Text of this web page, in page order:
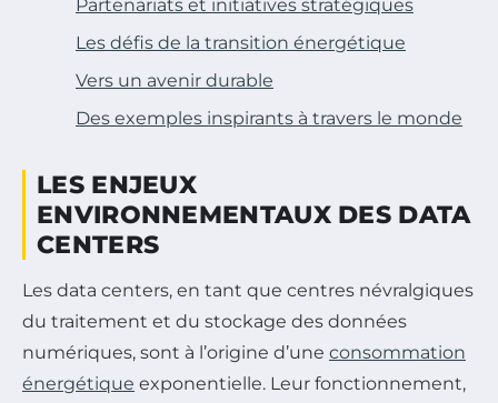
Partenariats et initiatives stratégiques
Les défis de la transition énergétique
Vers un avenir durable
Des exemples inspirants à travers le monde
LES ENJEUX
ENVIRONNEMENTAUX DES DATA
CENTERS
Les data centers, en tant que centres névralgiques
du traitement et du stockage des données
numériques, sont à l’origine d’une consommation
énergétique exponentielle. Leur fonctionnement,